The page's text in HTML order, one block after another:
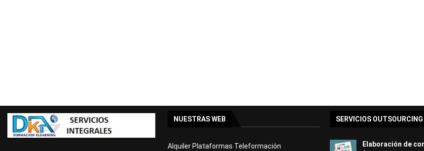
NUESTRAS WEB
Alquiler Plataformas Teleformación
SERVICIOS OUTSOURCING
Elaboración de